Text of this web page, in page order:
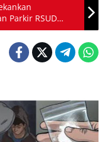
Parkir RSUD